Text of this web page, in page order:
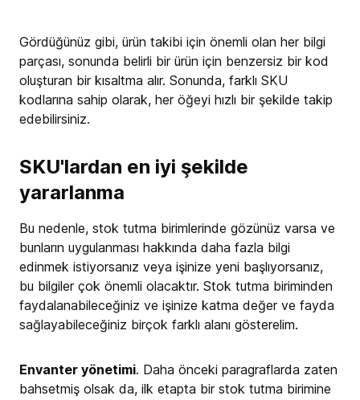
Gördüğünüz gibi, ürün takibi için önemli olan her bilgi
parçası, sonunda belirli bir ürün için benzersiz bir kod
oluşturan bir kısaltma alır. Sonunda, farklı SKU
kodlarına sahip olarak, her öğeyi hızlı bir şekilde takip
edebilirsiniz.
SKU'lardan en iyi şekilde
yararlanma
Bu nedenle, stok tutma birimlerinde gözünüz varsa ve
bunların uygulanması hakkında daha fazla bilgi
edinmek istiyorsanız veya işinize yeni başlıyorsanız,
bu bilgiler çok önemli olacaktır. Stok tutma biriminden
faydalanabileceğiniz ve işinize katma değer ve fayda
sağlayabileceğiniz birçok farklı alanı gösterelim.
Envanter yönetimi. Daha önceki paragraflarda zaten
bahsetmiş olsak da, ilk etapta bir stok tutma birimine